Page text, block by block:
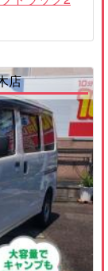
店